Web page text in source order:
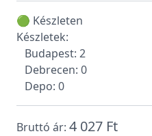
🟢 Készleten
Készletek:
Budapest: 2
Debrecen: 0
Depo: 0
Bruttó ár: 4 027 Ft